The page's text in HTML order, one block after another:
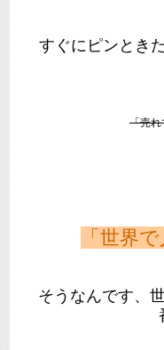
すぐにピンとき
「売れ
「世界
そうなんです、